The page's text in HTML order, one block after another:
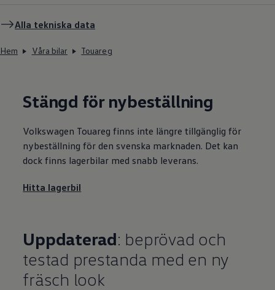
Alla tekniska data
Hem Våra bilar Touareg
Stängd för nybeställning
Volkswagen Touareg finns inte längre tillgänglig för
nybeställning för den svenska marknaden. Det kan
dock finns lagerbilar med snabb leverans.
Hitta lagerbil
Uppdaterad: beprövad och
testad prestanda med en ny
fräsch look